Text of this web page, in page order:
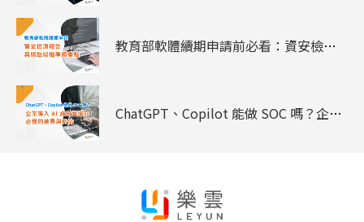
教育部軟體續期申請前必看：資安檢測報告與弱點掃描準備重點
ChatGPT、Copilot 能做 SOC 嗎？企業導入 AI 資安營運前必懂的差異與評估